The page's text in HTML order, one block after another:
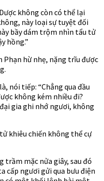
không còn có thể lại
này loại sự tuyệt đối
bầy dám trộm nhìn tẩu tử
hồng.”
Phạn hừ nhẹ, nặng trĩu được
nói tiếp: “Chẳng qua đầu
không kém nhiều đi?
gia ghi nhớ ngươi, không
khiêu chiến không thể cự
trầm mặc nửa giây, sau đó
cấp ngươi gửi qua bưu điện